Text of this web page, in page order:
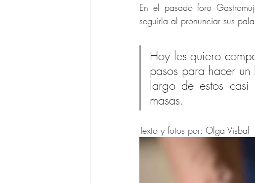
En el pasado foro
seguirla al pronunciar sus
Hoy les quiero
pasos para hacer
largo de estos
masas.
Texto y fotos por: Olga Visbal